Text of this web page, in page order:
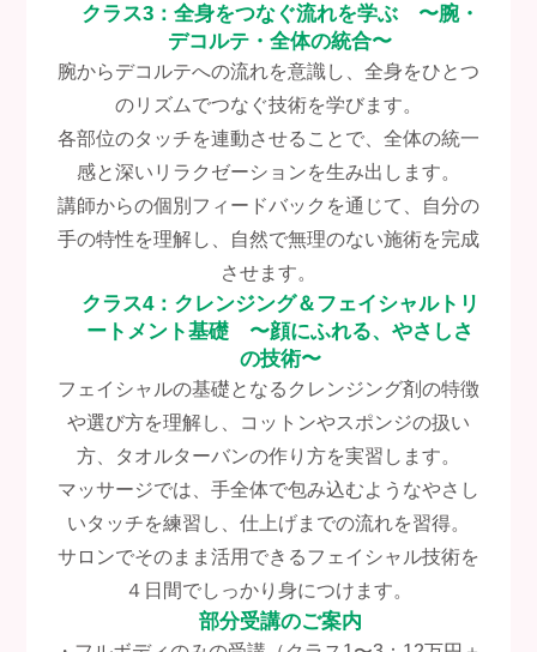
クラス3：全身をつなぐ流れを学ぶ 〜腕・
デコルテ・全体の統合〜
腕からデコルテへの流れを意識し、全身をひとつ
のリズムでつなぐ技術を学びます。
各部位のタッチを連動させることで、全体の統一
感と深いリラクゼーションを生み出します。
講師からの個別フィードバックを通じて、自分の
手の特性を理解し、自然で無理のない施術を完成
させます。
クラス4：クレンジング＆フェイシャルトリ
ートメント基礎 〜顔にふれる、やさしさ
の技術〜
フェイシャルの基礎となるクレンジング剤の特徴
や選び方を理解し、コットンやスポンジの扱い
方、タオルターバンの作り方を実習します。
マッサージでは、手全体で包み込むようなやさし
いタッチを練習し、仕上げまでの流れを習得。
サロンでそのまま活用できるフェイシャル技術を
４日間でしっかり身につけます。
部分受講のご案内